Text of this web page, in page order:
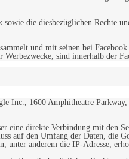
die diesbezüglichen Rechte
und mit seinen bei
sind innerhalb der
Inc., 1600 Amphitheatre
eine direkte Verbindung mit
auf den Umfang der Daten,
unter anderem die IP-Adresse,